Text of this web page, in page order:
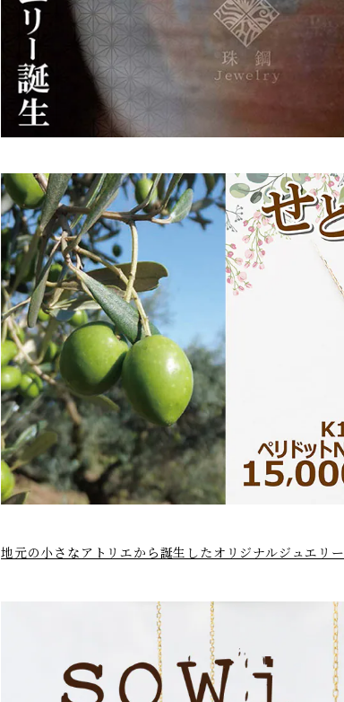
地元の小さなアトリエから誕生したオリジナルジュエリー